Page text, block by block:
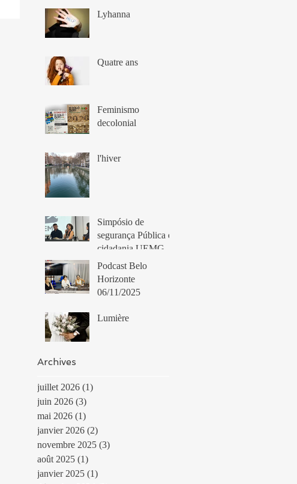
Lyhanna
Quatre ans
Feminismo
decolonial
l'hiver
Simpósio de
segurança Pública e
cidadania UEMG
Belo Horizonte
11/11/2025
Podcast Belo
Horizonte
06/11/2025
Lumière
Archives
juillet 2026 (1)
juin 2026 (3)
mai 2026 (1)
janvier 2026 (2)
novembre 2025 (3)
août 2025 (1)
janvier 2025 (1)